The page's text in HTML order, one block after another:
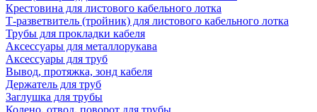
Крестовина для листового кабельного лотка
Т-разветвитель (тройник) для листового кабельного лотка
Трубы для прокладки кабеля
Аксессуары для металлорукава
Аксессуары для труб
Вывод, протяжка, зонд кабеля
Держатель для труб
Заглушка для трубы
Колено, отвод, поворот для трубы